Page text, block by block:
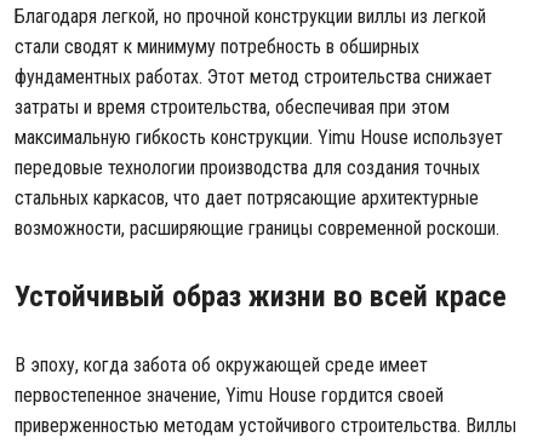
Благодаря легкой, но прочной конструкции виллы из легкой
стали сводят к минимуму потребность в обширных
фундаментных работах. Этот метод строительства снижает
затраты и время строительства, обеспечивая при этом
максимальную гибкость конструкции. Yimu House использует
передовые технологии производства для создания точных
стальных каркасов, что дает потрясающие архитектурные
возможности, расширяющие границы современной роскоши.
Устойчивый образ жизни во всей красе
В эпоху, когда забота об окружающей среде имеет
первостепенное значение, Yimu House гордится своей
приверженностью методам устойчивого строительства. Виллы